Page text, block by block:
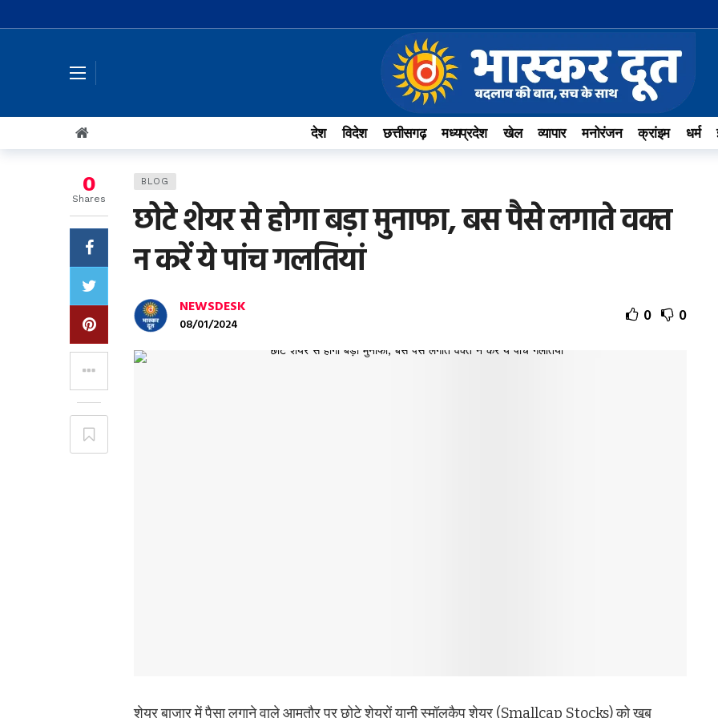
देश विदेश छत्तीसगढ़ मध्यप्रदेश खेल व्यापार मनोरंजन क्रांइम धर्म
BLOG
छोटे शेयर से होगा बड़ा मुनाफा, बस पैसे लगाते वक्‍त
न करें ये पांच गलतियां
NEWSDESK
08/01/2024 0 0
0
Shares
शेयर बाजार में पैसा लगाने वाले आमतौर पर छोटे शेयरों यानी स्मॉलकैप शेयर (Smallcap Stocks) को खूब